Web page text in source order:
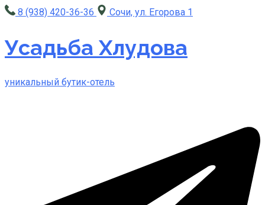
8 (938) 420-36-36 Сочи, ул. Егорова 1
Усадьба Хлудова
уникальный бутик-отель